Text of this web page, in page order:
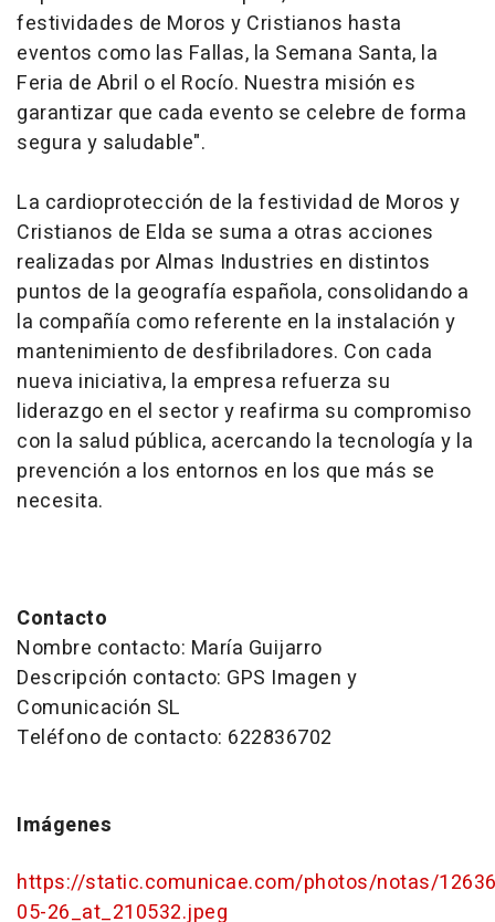
festividades de Moros y Cristianos hasta
eventos como las Fallas, la Semana Santa, la
Feria de Abril o el Rocío. Nuestra misión es
garantizar que cada evento se celebre de forma
segura y saludable".
La cardioprotección de la festividad de Moros y
Cristianos de Elda se suma a otras acciones
realizadas por Almas Industries en distintos
puntos de la geografía española, consolidando a
la compañía como referente en la instalación y
mantenimiento de desfibriladores. Con cada
nueva iniciativa, la empresa refuerza su
liderazgo en el sector y reafirma su compromiso
con la salud pública, acercando la tecnología y la
prevención a los entornos en los que más se
necesita.
Contacto
Nombre contacto: María Guijarro
Descripción contacto: GPS Imagen y
Comunicación SL
Teléfono de contacto: 622836702
Imágenes
https://static.comunicae.com/photos/notas/
05-26_at_210532.jpeg